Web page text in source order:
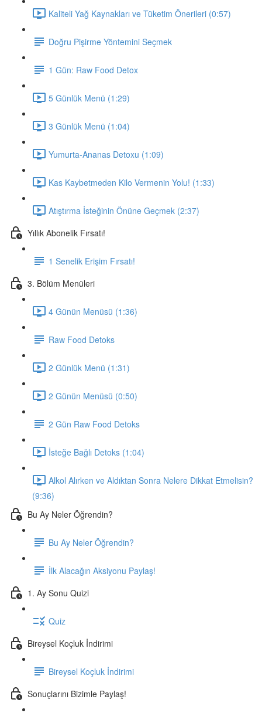
Kaliteli Yağ Kaynakları ve Tüketim Önerileri (0:57)
Doğru Pişirme Yöntemini Seçmek
1 Gün: Raw Food Detox
5 Günlük Menü (1:29)
3 Günlük Menü (1:04)
Yumurta-Ananas Detoxu (1:09)
Kas Kaybetmeden Kilo Vermenin Yolu! (1:33)
Atıştırma İsteğinin Önüne Geçmek (2:37)
Yıllık Abonelik Fırsatı!
1 Senelik Erişim Fırsatı!
3. Bölüm Menüleri
4 Günün Menüsü (1:36)
Raw Food Detoks
2 Günlük Menü (1:31)
2 Günün Menüsü (0:50)
2 Gün Raw Food Detoks
İsteğe Bağlı Detoks (1:04)
Alkol Alırken ve Aldıktan Sonra Nelere Dikkat Etmelisin?
(9:36)
Bu Ay Neler Öğrendin?
Bu Ay Neler Öğrendin?
İlk Alacağın Aksiyonu Paylaş!
1. Ay Sonu Quizi
Quiz
Bireysel Koçluk İndirimi
Bireysel Koçluk İndirimi
Sonuçlarını Bizimle Paylaş!